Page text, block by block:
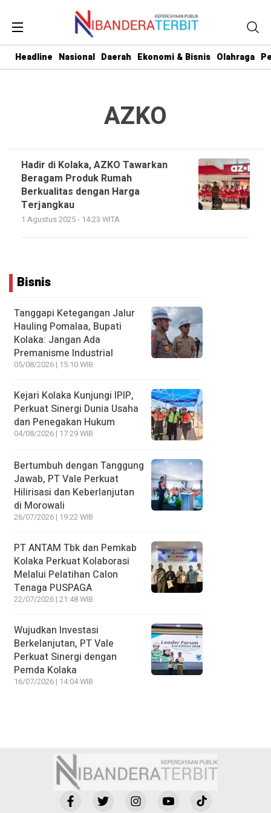
Headline Nasional Daerah Ekonomi & Bisnis Olahraga
AZKO
Hadir di Kolaka, AZKO Tawarkan
Beragam Produk Rumah
Berkualitas dengan Harga
Terjangkau
1 Agustus 2025 - 14:23 WITA
Bisnis
Tanggapi Ketegangan Jalur
Hauling Pomalaa, Bupati
Kolaka: Jangan Ada
Premanisme Industrial
05/08/2026 | 15:10 WIB
Kejari Kolaka Kunjungi IPIP,
Perkuat Sinergi Dunia Usaha
dan Penegakan Hukum
04/08/2026 | 17:29 WIB
Bertumbuh dengan Tanggung
Jawab, PT Vale Perkuat
Hilirisasi dan Keberlanjutan
di Morowali
26/07/2026 | 19:22 WIB
PT ANTAM Tbk dan Pemkab
Kolaka Perkuat Kolaborasi
Melalui Pelatihan Calon
Tenaga PUSPAGA
22/07/2026 | 21:48 WIB
Wujudkan Investasi
Berkelanjutan, PT Vale
Perkuat Sinergi dengan
Pemda Kolaka
16/07/2026 | 14:04 WIB